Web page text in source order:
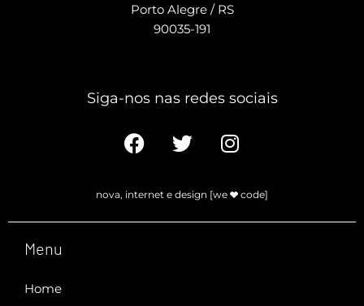
Porto Alegre / RS
90035-191
Siga-nos nas redes sociais​
nova, internet e design [we code]
Menu
Home